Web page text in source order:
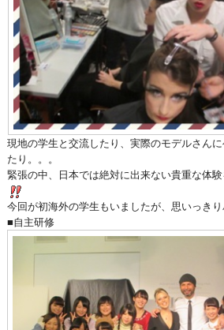
現地の学生と交流したり、実際のモデルさん
たり。。。
緊張の中、日本では絶対に出来ない貴重な体
今回が初海外の学生もいましたが、思いっき
■自主研修